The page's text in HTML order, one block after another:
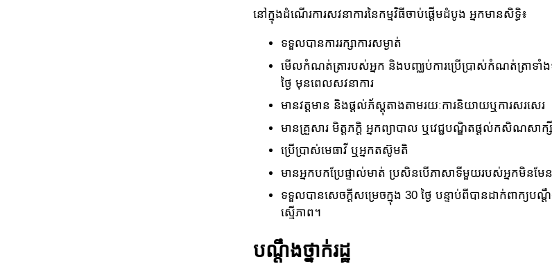
នៅក្នុងដំណើរការសវនាការនៃកម្មវិធីចាប់ផ្តើមដំបូង អ្នកមានសិទ្ធិ៖
ទទួលបានការរក្សាការសម្ងាត់
មើលកំណត់ត្រារបស់អ្នក និងបញ្ឈប់ការប្រើប្រាស់កំណត់ត្រាទ
ថ្ងៃ មុនពេលសវនាការ
មានវត្តមាន និងផ្តល់ភ័ស្តុតាងតាមរយៈការនិយាយឬការសរសេរ
មានគ្រួសារ មិត្តភក្តិ អ្នកព្យាបាល ឬវេជ្ជបណ្ឌិតផ្ដល់កសិណសាក្សី
ប្រើប្រាស់មេធាវី ឬអ្នកតស៊ូមតិ
មានអ្នកបកប្រែផ្ទាល់មាត់ ប្រសិនបើភាសាទីមួយរបស់អ្នកមិនមែ
ទទួលបានសេចក្តីសម្រេចក្នុង 30 ថ្ងៃ បន្ទាប់ពីបានដាក់ពាក្យប
ស្មើភាព។
បណ្ដឹងថ្នាក់រដ្ឋ